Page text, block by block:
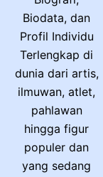
Biodata, dan
Profil Individu
Terlengkap di
dunia dari artis,
ilmuwan, atlet,
pahlawan
hingga figur
populer dan
yang sedang